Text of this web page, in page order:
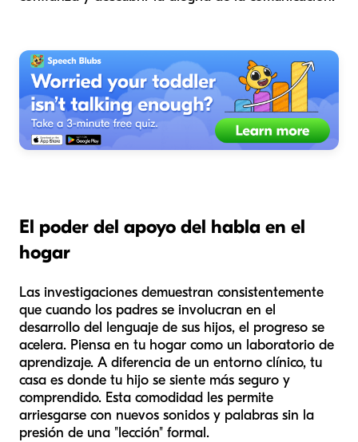
El poder del apoyo del habla en el
hogar
Las investigaciones demuestran consistentemente
que cuando los padres se involucran en el
desarrollo del lenguaje de sus hijos, el progreso se
acelera. Piensa en tu hogar como un laboratorio de
aprendizaje. A diferencia de un entorno clínico, tu
casa es donde tu hijo se siente más seguro y
comprendido. Esta comodidad les permite
arriesgarse con nuevos sonidos y palabras sin la
presión de una "lección" formal.